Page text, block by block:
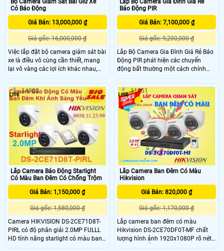
Có Báo Động
Giá Bán: 13,000,000 ₫
Giá gốc: 16,000,000 ₫
Việc lắp đặt bộ camera giám sát bài
xe là điều vô cùng cần thiết, mang
lại vô vàng các lợi ích khác nhau,
như bảo vệ an ninh, bảo vệ và giám
sát lượng xe ra vào bãi xe một cách
rõ ràng. Với bộ camera giám sát bãi
xe Hikvision DS-2CD2023G2-IU với
độ phân giải cao lên đến 2MP, có thể
nhìn hồng ngoại vào ban đêm lên
đến 50M,Hỗ trợ Chống báo động giả
bằng cách phân biệt được người, xe
với các yếu tố gây báo động giả
khác (như vật nuôi, lá cây,
Báo Động PIR
Giá Bán: 7,100,000 ₫
Giá gốc: 9,200,000 ₫
Lắp Bộ Camera Gia Đình Giá Rẻ Báo
Động PIR phát hiện các chuyển
động bất thường một cách chính
xác, camera với cảm biến CMOS độ
phân giải 5.0MP, hồng ngoại EXIR
20M cung cấp hình ảnh giám sát vô
cùng chất lượng giúp bảo vệ an
toàn cho gia đình bạn một cách tốt
nhất
Lắp Camera Báo Động Starlight
Có Màu Ban Đêm Có Chống Trộm
Giá Bán: 1,150,000 ₫
Giá gốc: 1,580,000 ₫
Camera HIKVISION DS-2CE71D8T-
PIRL có độ phân giải 2.0MP FULLL
HD tính năng starlight có màu ban
đêm khi ánh sáng yếu kèm hồng
14908
Lắp Camera Ban Đêm Có Màu
Hikvision
Giá Bán: 820,000 ₫
Giá gốc: 1,170,000 ₫
Lắp camera ban đêm có màu
Hikvision DS-2CE70DF0T-MF chất
lượng hình ảnh 1920x1080P rõ nét,
sáng đẹp, hỗ trợ led trợ sáng tầm xa
11251